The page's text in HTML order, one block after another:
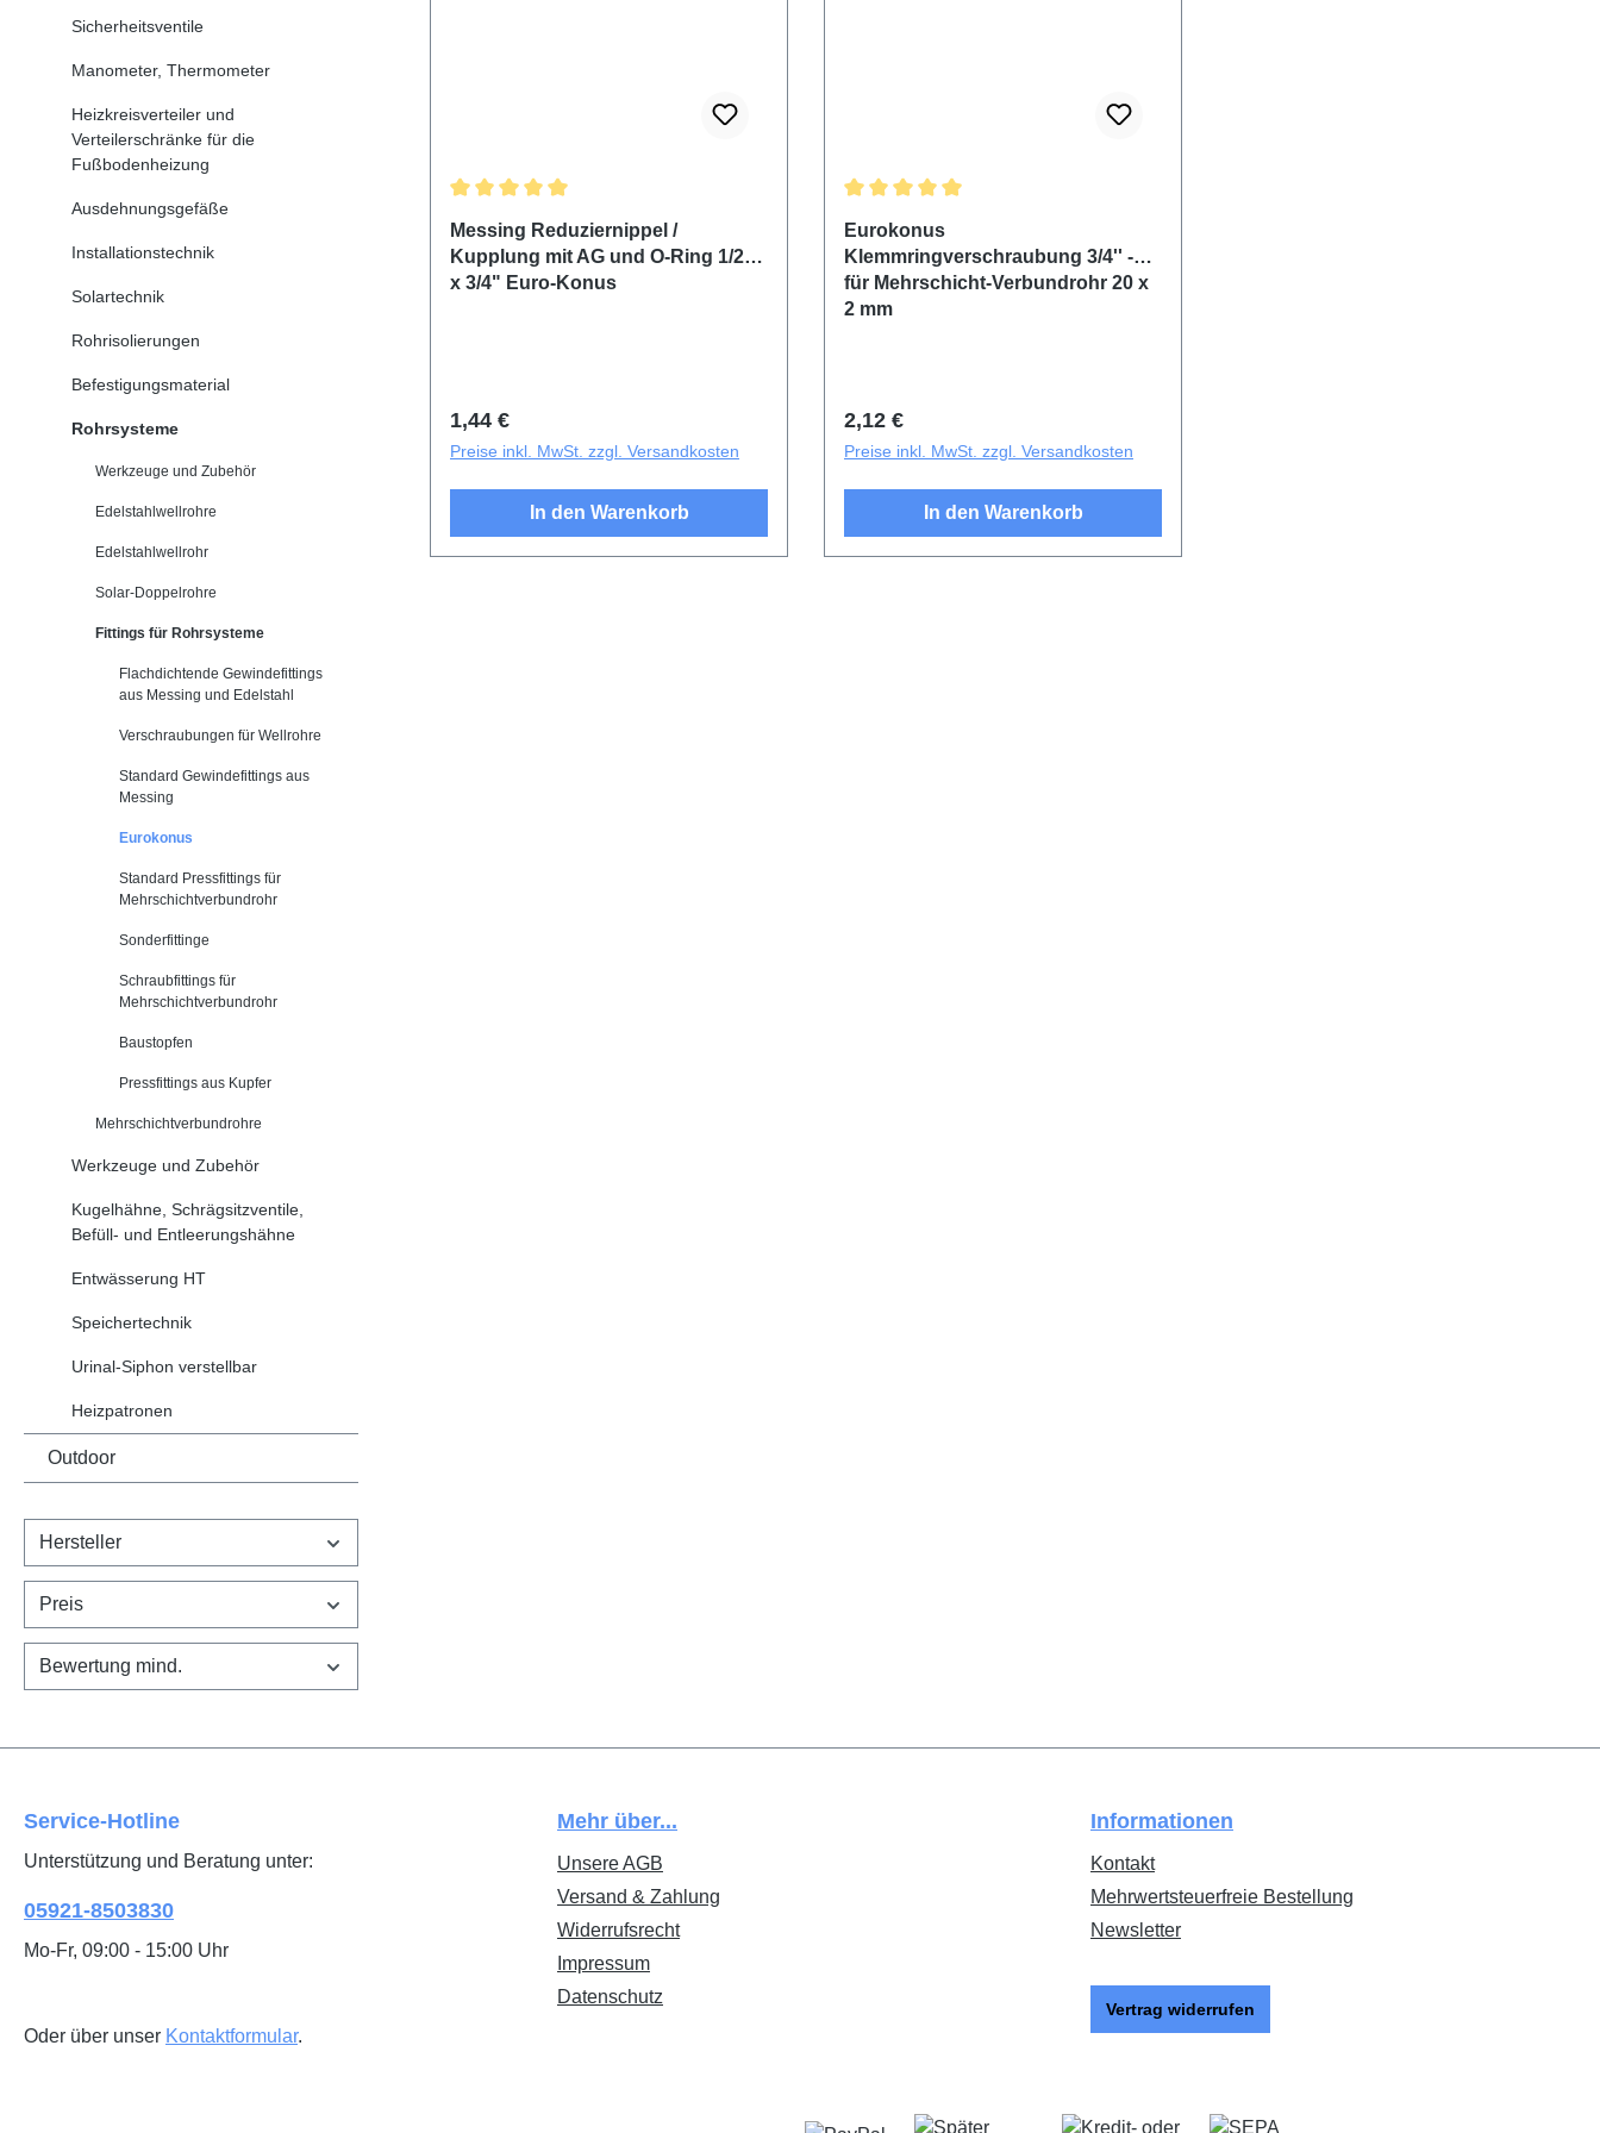
Sicherheitsventile
Manometer, Thermometer
Heizkreisverteiler und
Verteilerschränke für die
Fußbodenheizung
Ausdehnungsgefäße
Installationstechnik
Solartechnik
Rohrisolierungen
Befestigungsmaterial
Rohrsysteme
Werkzeuge und Zubehör
Edelstahlwellrohre
Edelstahlwellrohr
Solar-Doppelrohre
Fittings für Rohrsysteme
Flachdichtende Gewindefittings
aus Messing und Edelstahl
Verschraubungen für Wellrohre
Standard Gewindefittings aus
Messing
Eurokonus
Standard Pressfittings für
Mehrschichtverbundrohr
Sonderfittinge
Schraubfittings für
Mehrschichtverbundrohr
Baustopfen
Pressfittings aus Kupfer
Mehrschichtverbundrohre
Werkzeuge und Zubehör
Kugelhähne, Schrägsitzventile,
Befüll- und Entleerungshähne
Entwässerung HT
Speichertechnik
Urinal-Siphon verstellbar
Heizpatronen
Outdoor
Hersteller
Preis
Bewertung mind.
Messing Reduziernippel /
Kupplung mit AG und O-Ring 1/2"
x 3/4" Euro-Konus
Regulärer Preis:
1,44 €
Preise inkl. MwSt. zzgl. Versandkosten
In den Warenkorb
Eurokonus
Klemmringverschraubung 3/4'' -
für Mehrschicht-Verbundrohr 20 x
2 mm
Regulärer Preis:
2,12 €
Preise inkl. MwSt. zzgl. Versandkosten
In den Warenkorb
Service-Hotline
Unterstützung und Beratung unter:
05921-8503830
Mo-Fr, 09:00 - 15:00 Uhr
Oder über unser Kontaktformular.
Mehr über...
Unsere AGB
Versand & Zahlung
Widerrufsrecht
Impressum
Datenschutz
Informationen
Kontakt
Mehrwertsteuerfreie Bestellung
Newsletter
Vertrag widerrufen